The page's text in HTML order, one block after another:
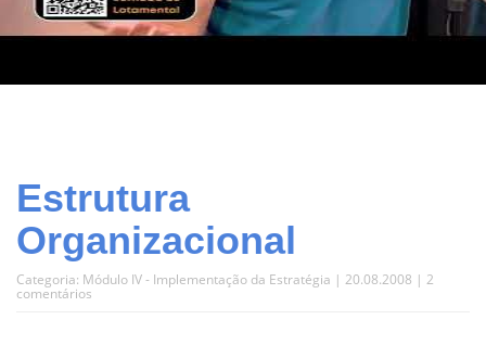
Estrutura
Organizacional
Categoria: Módulo IV - Implementação da Estratégia | 20.08.2008 | 2
comentários